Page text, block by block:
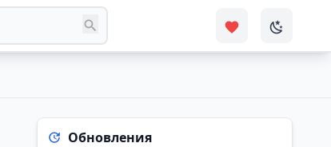
Обновления